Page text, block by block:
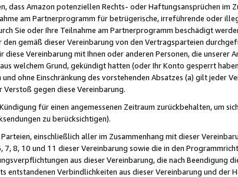
dass Amazon potenziellen Rechts- oder Haftungsansprüchen im
am Partnerprogramm für betrügerische, irreführende oder
Sie oder Ihre Teilnahme am Partnerprogramm beschädigt
gemäß dieser Vereinbarung von den Vertragsparteien
Vereinbarung mit Ihnen oder anderen Personen, die unserer
welchem Grund, gekündigt hatten (oder Ihr Konto gesperrt
ohne Einschränkung des vorstehenden Absatzes (a) gilt jeder
gegen diese Vereinbarung.
für einen angemessenen Zeitraum zurückbehalten, um
zu berücksichtigen).
einschließlich aller im Zusammenhang mit dieser
8, 10 und 11 dieser Vereinbarung sowie die in den
aus dieser Vereinbarung, die nach Beendigung
Verbindlichkeiten aus dieser Vereinbarung und der